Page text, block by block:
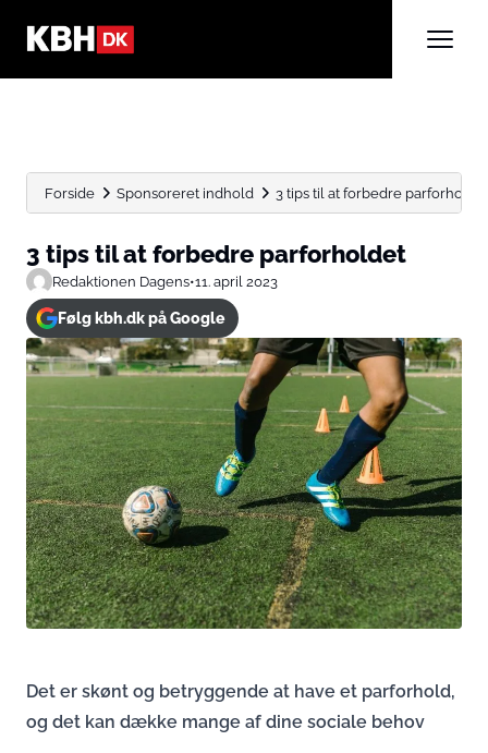
Forside Sponsoreret indhold 3 tips til at forbedre parforholdet
3 tips til at forbedre parforholdet
Redaktionen Dagens•11. april 2023
Følg kbh.dk på Google
Det er skønt og betryggende at have et parforhold,
og det kan dække mange af dine sociale behov